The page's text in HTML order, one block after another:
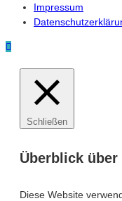
Impressum
Schließen
Überblick über
Diese Website